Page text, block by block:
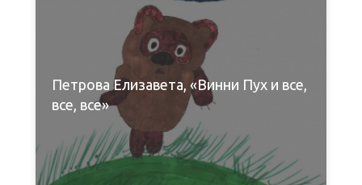
Петрова Елизавета, «Винни Пух и все,
все, все»